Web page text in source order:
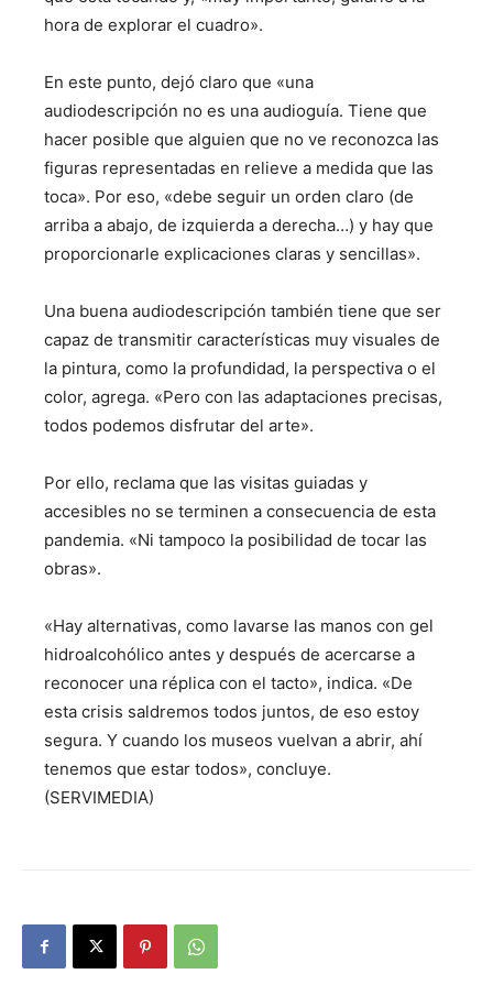
hora de explorar el cuadro».
En este punto, dejó claro que «una
audiodescripción no es una audioguía. Tiene que
hacer posible que alguien que no ve reconozca las
figuras representadas en relieve a medida que las
toca». Por eso, «debe seguir un orden claro (de
arriba a abajo, de izquierda a derecha…) y hay que
proporcionarle explicaciones claras y sencillas».
Una buena audiodescripción también tiene que ser
capaz de transmitir características muy visuales de
la pintura, como la profundidad, la perspectiva o el
color, agrega. «Pero con las adaptaciones precisas,
todos podemos disfrutar del arte».
Por ello, reclama que las visitas guiadas y
accesibles no se terminen a consecuencia de esta
pandemia. «Ni tampoco la posibilidad de tocar las
obras».
«Hay alternativas, como lavarse las manos con gel
hidroalcohólico antes y después de acercarse a
reconocer una réplica con el tacto», indica. «De
esta crisis saldremos todos juntos, de eso estoy
segura. Y cuando los museos vuelvan a abrir, ahí
tenemos que estar todos», concluye.
(SERVIMEDIA)